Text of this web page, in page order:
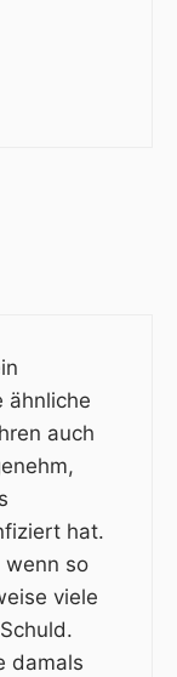
ähnliche
auch
hat.
so
viele
damals